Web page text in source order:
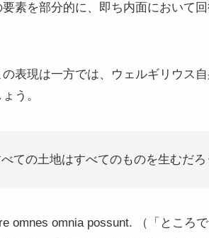
素を部分的に、即ち内面において
表現は一方では、ウェルギリウス
う。
ての土地はすべてのものを生むだろ
omnes omnia possunt. （「ところ